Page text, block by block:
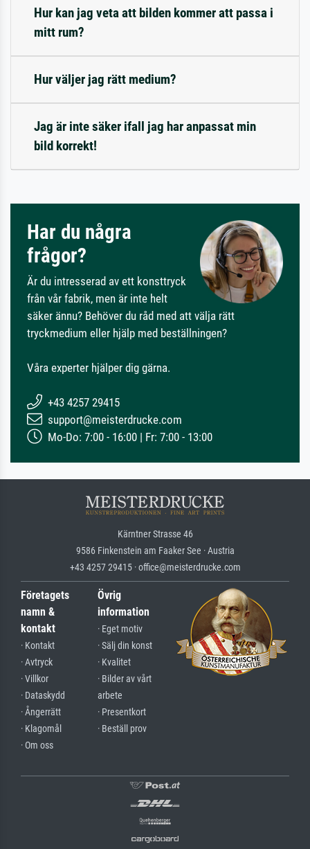
Hur kan jag veta att bilden kommer att passa i
mitt rum?
Hur väljer jag rätt medium?
Jag är inte säker ifall jag har anpassat min
bild korrekt!
Har du några
frågor?
Är du intresserad av ett konsttryck
från vår fabrik, men är inte helt
säker ännu? Behöver du råd med att välja rätt
tryckmedium eller hjälp med beställningen?
Våra experter hjälper dig gärna.
+43 4257 29415
support@meisterdrucke.com
Mo-Do: 7:00 - 16:00 | Fr: 7:00 - 13:00
Kärntner Strasse 46
9586 Finkenstein am Faaker See · Austria
+43 4257 29415 · office@meisterdrucke.com
Företagets
namn &
kontakt
· Kontakt
· Avtryck
· Villkor
· Dataskydd
· Ångerrätt
· Klagomål
· Om oss
Övrig
information
· Eget motiv
· Sälj din konst
· Kvalitet
· Bilder av vårt
arbete
· Presentkort
· Beställ prov